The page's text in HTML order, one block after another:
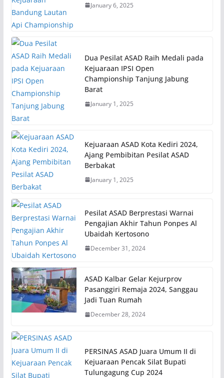
January 6, 2025
Dua Pesilat ASAD Raih Medali pada
Kejuaraan IPSI Open
Championship Tanjung Jabung
Barat
January 1, 2025
Kejuaraan ASAD Kota Kediri 2024,
Ajang Pembibitan Pesilat ASAD
Berbakat
January 1, 2025
Pesilat ASAD Berprestasi Warnai
Pengajian Akhir Tahun Ponpes Al
Ubaidah Kertosono
December 31, 2024
ASAD Kalbar Gelar Kejurprov
Pasanggiri Remaja 2024, Sanggau
Jadi Tuan Rumah
December 28, 2024
PERSINAS ASAD Juara Umum II di
Kejuaraan Pencak Silat Bupati
Tulungagung Cup 2024